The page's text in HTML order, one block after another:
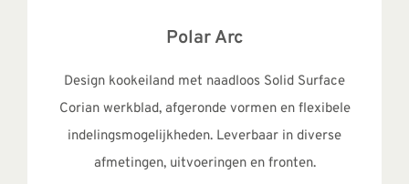
Polar Arc
Design kookeiland met naadloos Solid Surface
Corian werkblad, afgeronde vormen en flexibele
indelingsmogelijkheden. Leverbaar in diverse
afmetingen, uitvoeringen en fronten.